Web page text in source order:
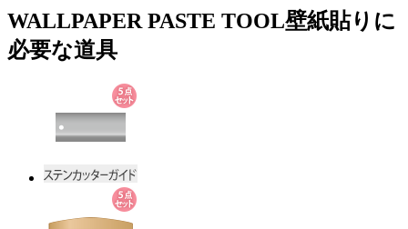
WALLPAPER PASTE TOOL壁紙貼りに
必要な道具